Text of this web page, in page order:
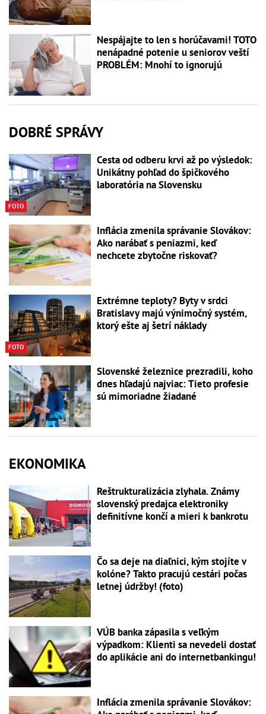
Nespájajte to len s horúčavami! TOTO
nenápadné potenie u seniorov veští
PROBLÉM: Mnohí to ignorujú
DOBRÉ SPRÁVY
FOTO
Cesta od odberu krvi až po výsledok:
Unikátny pohľad do špičkového
laboratória na Slovensku
Inflácia zmenila správanie Slovákov:
Ako narábať s peniazmi, keď
nechcete zbytočne riskovať?
FOTO
Extrémne teploty? Byty v srdci
Bratislavy majú výnimočný systém,
ktorý ešte aj šetrí náklady
Slovenské železnice prezradili, koho
dnes hľadajú najviac: Tieto profesie
sú mimoriadne žiadané
EKONOMIKA
Reštrukturalizácia zlyhala. Známy
slovenský predajca elektroniky
definitívne končí a mieri k bankrotu
Čo sa deje na diaľnici, kým stojíte v
kolóne? Takto pracujú cestári počas
letnej údržby! (foto)
VÚB banka zápasila s veľkým
výpadkom: Klienti sa nevedeli dostať
do aplikácie ani do internetbankingu!
Inflácia zmenila správanie Slovákov: